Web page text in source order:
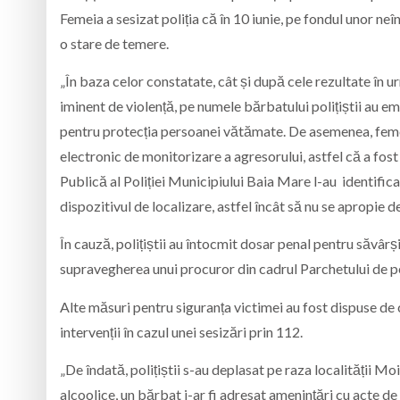
Femeia a sesizat poliția că în 10 iunie, pe fondul unor
o stare de temere.
„În baza celor constatate, cât și după cele rezultate în
iminent de violență, pe numele bărbatului polițiștii au
pentru protecția persoanei vătămate. De asemenea,
electronic de monitorizare a agresorului, astfel că a
Publică al Poliției Municipiului Baia Mare l-au
dispozitivul de localizare, astfel încât să nu se apropie
În cauză, polițiștii au întocmit dosar penal pentru
supravegherea unui procuror din cadrul Parchetului de
Alte măsuri pentru siguranța victimei au fost dispuse
intervenții în cazul unei sesizări prin 112.
„De îndată, polițiștii s-au deplasat pe raza localității
alcoolice, un bărbat i-ar fi adresat amenințări cu acte